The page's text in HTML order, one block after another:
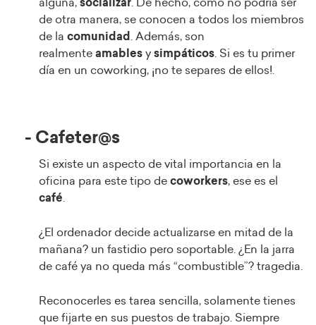
alguna, socializar. De hecho, como no podría ser
de otra manera, se conocen a todos los miembros
de la comunidad. Además, son
realmente amables y simpáticos. Si es tu primer
día en un coworking, ¡no te separes de ellos!.
- Cafeter@s
Si existe un aspecto de vital importancia en la
oficina para este tipo de coworkers, ese es el
café.
¿El ordenador decide actualizarse en mitad de la
mañana? un fastidio pero soportable. ¿En la jarra
de café ya no queda más “combustible”? tragedia.
Reconocerles es tarea sencilla, solamente tienes
que fijarte en sus puestos de trabajo. Siempre